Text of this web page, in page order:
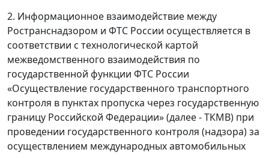
2. Информационное взаимодействие между
Ространснадзором и ФТС России осуществляется в
соответствии с технологической картой
межведомственного взаимодействия по
государственной функции ФТС России
«Осуществление государственного транспортного
контроля в пунктах пропуска через государственную
границу Российской Федерации» (далее - ТКМВ) при
проведении государственного контроля (надзора) за
осуществлением международных автомобильных